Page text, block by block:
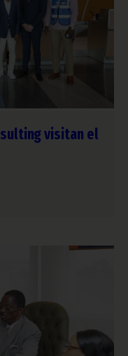
visitan el